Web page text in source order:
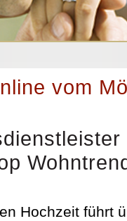
vom
Hochzeit führt